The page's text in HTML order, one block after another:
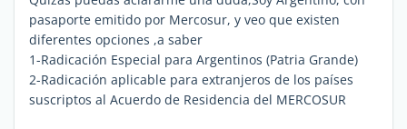
pasaporte emitido por Mercosur, y veo que existen
diferentes opciones ,a saber
1-Radicación Especial para Argentinos (Patria Grande)
2-Radicación aplicable para extranjeros de los países
suscriptos al Acuerdo de Residencia del MERCOSUR